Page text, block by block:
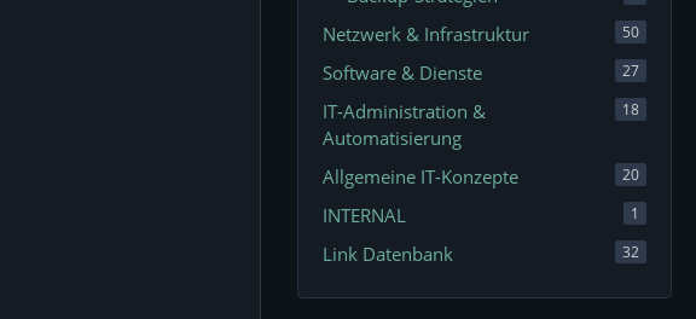
Netzwerk & Infrastruktur 50
Software & Dienste 27
IT-Administration &
Automatisierung
18
Allgemeine IT-Konzepte 20
INTERNAL 1
Link Datenbank 32